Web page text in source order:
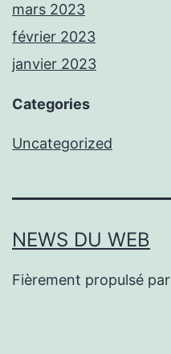
mars 2023
février 2023
janvier 2023
Categories
Uncategorized
NEWS DU WEB
Fièrement propulsé par